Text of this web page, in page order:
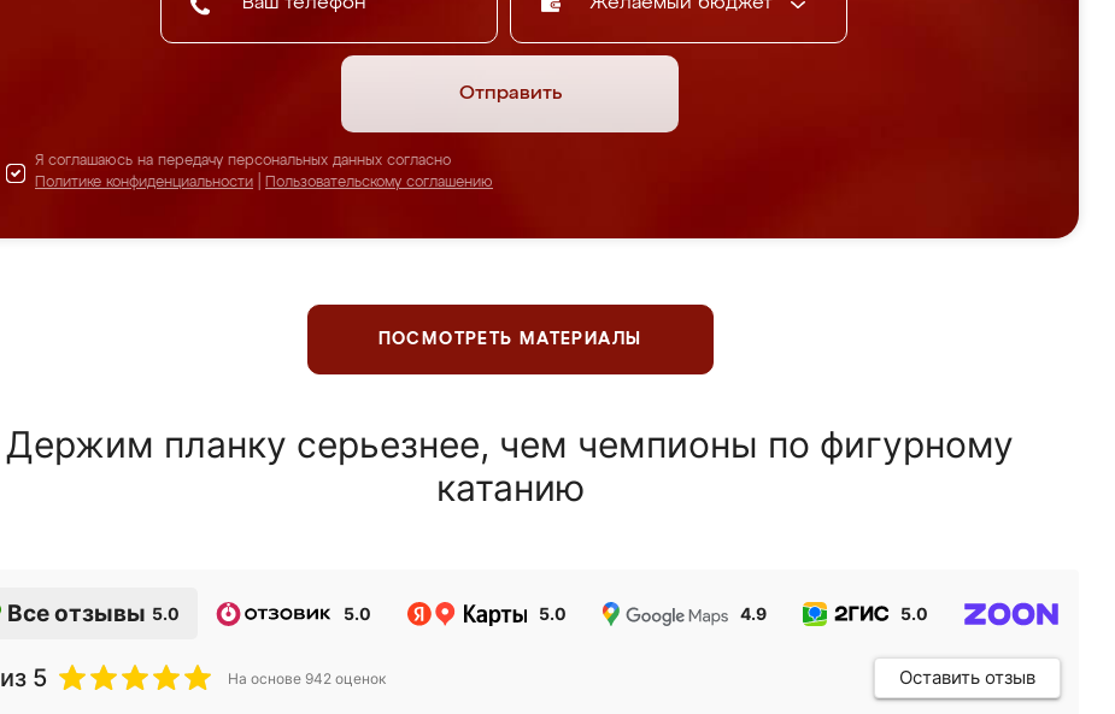
Отправить
Я соглашаюсь на передачу персональных данных согласно
Политике конфиденциальности
Пользовательскому соглашению
ПОСМОТРЕТЬ МАТЕРИАЛЫ
Держим планку серьезнее, чем чемпионы по фигурному
катанию
Все отзывы 5.0 5.0 5.0 4.9 5.0
из 5 На основе 942 оценок Оставить отзыв